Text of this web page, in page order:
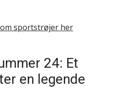
sportstrøjer her
24: Et
en legende